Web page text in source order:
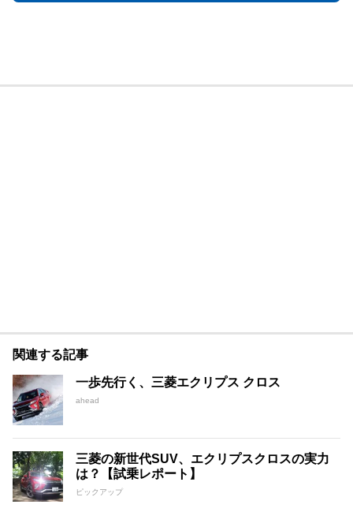
関連する記事
一歩先行く、三菱エクリプス クロス
ahead
三菱の新世代SUV、エクリプスクロスの実力
は？【試乗レポート】
ピックアップ